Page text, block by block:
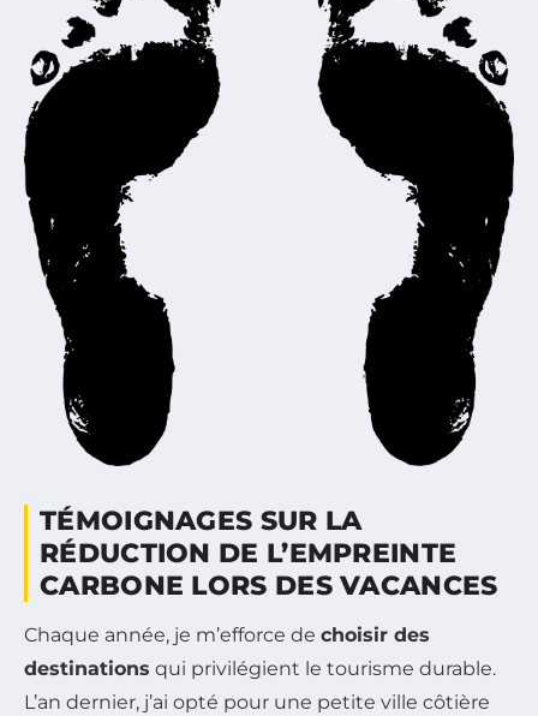
TÉMOIGNAGES SUR LA
RÉDUCTION DE L’EMPREINTE
CARBONE LORS DES VACANCES
Chaque année, je m’efforce de choisir des
destinations qui privilégient le tourisme durable.
L’an dernier, j’ai opté pour une petite ville côtière